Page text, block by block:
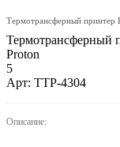
Термотрансферный
Термотрансферный
Proton
5
Арт: TTP-4304
Описание: